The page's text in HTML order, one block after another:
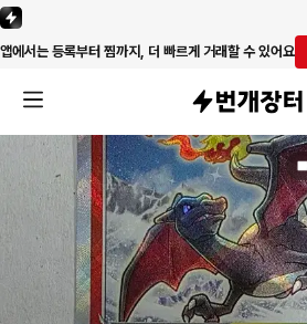
앱에서는 등록부터 찜까지, 더 빠르게 거래할 수 있어요